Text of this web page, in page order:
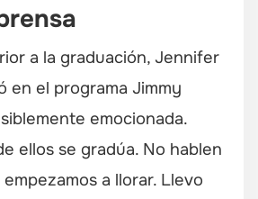
a la graduación, Jennifer
en el programa Jimmy
emocionada.
ellos se gradúa. No hablen
a llorar. Llevo